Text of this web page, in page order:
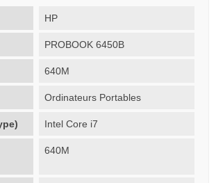
HP
PROBOOK 6450B
640M
Ordinateurs Portables
Intel Core i7
640M